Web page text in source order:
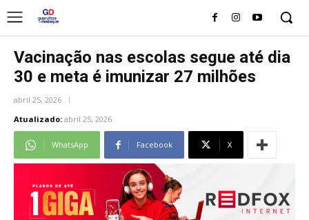
Vacinação nas escolas segue até dia
30 e meta é imunizar 27 milhões
abril 25, 2026
Atualizado: abril 25, 2026
WhatsApp Facebook X